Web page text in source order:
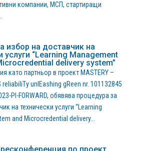
компании, МСП, стартиращи
избор на доставчик на
услуги “Learning Management
delivery system”
като партньор в проект MASTERY –
unlEashing gReen nr. 101132845
PI-FORWARD, обявява процедура за
на технически услуги “Learning
and Microcredential delivery...